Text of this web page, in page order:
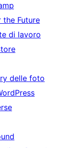
the Future
di lavoro
delle foto